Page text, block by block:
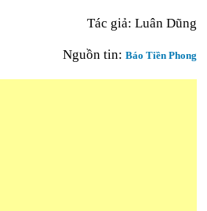
Tác giả: Luân Dũng
Nguồn tin: Báo Tiền Phong